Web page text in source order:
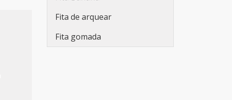
Etiqueta adesiva branca a4
Lacre de segurança adesivo
Fita de arquear
Fita gomada